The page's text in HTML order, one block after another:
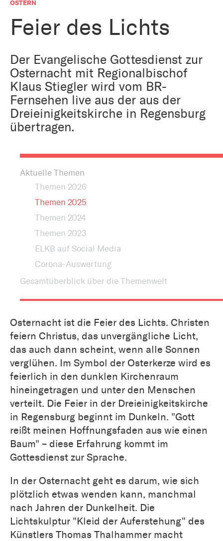
OSTERN
Feier des Lichts
Der Evangelische Gottesdienst zur
Osternacht mit Regionalbischof
Klaus Stiegler wird vom BR-
Fernsehen live aus der aus der
Dreieinigkeitskirche in Regensburg
übertragen.
Aktuelle Themen
Themen 2026
Themen 2025
Themen 2024
Themen 2023
ELKB auf Social Media
Corona-Auswertung
Gesamtüberblick über die Themenwelt
Osternacht ist die Feier des Lichts. Christen
feiern Christus, das unvergängliche Licht,
das auch dann scheint, wenn alle Sonnen
verglühen. Im Symbol der Osterkerze wird es
feierlich in den dunklen Kirchenraum
hineingetragen und unter den Menschen
verteilt. Die Feier in der Dreieinigkeitskirche
in Regensburg beginnt im Dunkeln. "Gott
reißt meinen Hoffnungsfaden aus wie einen
Baum" – diese Erfahrung kommt im
Gottesdienst zur Sprache.
In der Osternacht geht es darum, wie sich
plötzlich etwas wenden kann, manchmal
nach Jahren der Dunkelheit. Die
Lichtskulptur "Kleid der Auferstehung" des
Künstlers Thomas Thalhammer macht
Kirche und Geld
Arbeiten bei der Kirche
Kirchenjahr
Ökumene
Religion in der Schule
Kunst
Aktiv gegen Missbrauch
Bildung und Gesellschaft
Tourismus
Weltanschauungsfragen
Gegen Rechtsextremismus